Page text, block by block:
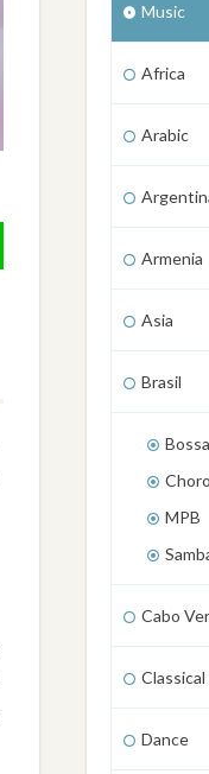
Music
Africa
Arabic
Armenia
Asia
Brasil
Choro
MPB
Cabo
Classical
Dance